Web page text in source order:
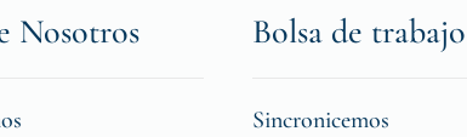
Nosotros Bolsa de trabajo
Sincronicemos